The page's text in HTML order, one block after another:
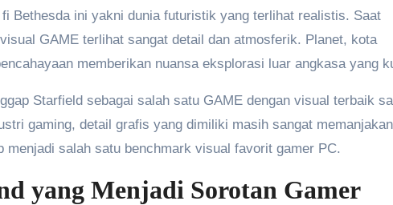
Bethesda ini yakni dunia futuristik yang terlihat realistis. Saat
GAME terlihat sangat detail dan atmosferik. Planet, kota
memberikan nuansa eksplorasi luar angkasa yang
Starfield sebagai salah satu GAME dengan visual terbaik
gaming, detail grafis yang dimiliki masih sangat memanjakan
menjadi salah satu benchmark visual favorit gamer PC.
yang Menjadi Sorotan Gamer